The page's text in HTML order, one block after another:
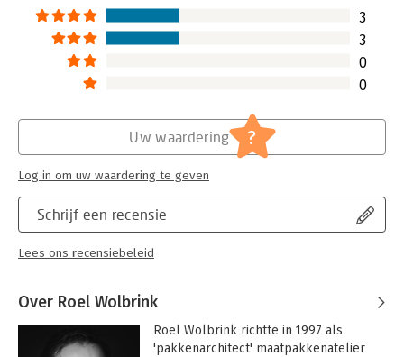
3
3
0
0
Schrijf een recensie
Lees ons recensiebeleid
Uw waardering ?
Log in om uw waardering te geven
Over Roel Wolbrink
Roel Wolbrink richtte in 1997 als
'pakkenarchitect' maatpakkenatelier